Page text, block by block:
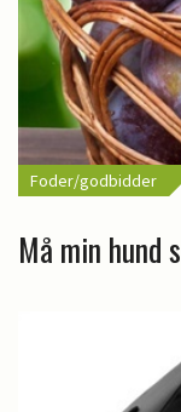
Foder/godbidder
Må min hund